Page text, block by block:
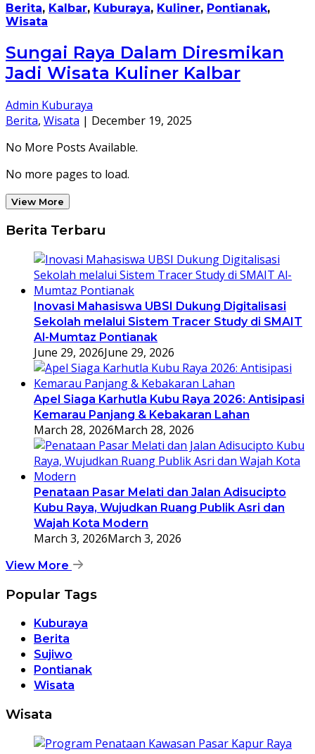
Berita, Kalbar, Kuburaya, Kuliner, Pontianak,
Wisata
Sungai Raya Dalam Diresmikan
Jadi Wisata Kuliner Kalbar
Admin Kuburaya
Berita, Wisata | December 19, 2025
No More Posts Available.
No more pages to load.
View More
Berita Terbaru
Inovasi Mahasiswa UBSI Dukung Digitalisasi
Sekolah melalui Sistem Tracer Study di SMAIT
Al-Mumtaz Pontianak
June 29, 2026June 29, 2026
Apel Siaga Karhutla Kubu Raya 2026: Antisipasi
Kemarau Panjang & Kebakaran Lahan
March 28, 2026March 28, 2026
Penataan Pasar Melati dan Jalan Adisucipto
Kubu Raya, Wujudkan Ruang Publik Asri dan
Wajah Kota Modern
March 3, 2026March 3, 2026
View More
Popular Tags
Kuburaya
Berita
Sujiwo
Pontianak
Wisata
Wisata